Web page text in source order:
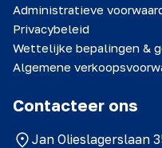
Administratieve
Privacybeleid
Wettelijke bepalingen &
Algemene
Contacteer ons
Jan Olieslagerslaan